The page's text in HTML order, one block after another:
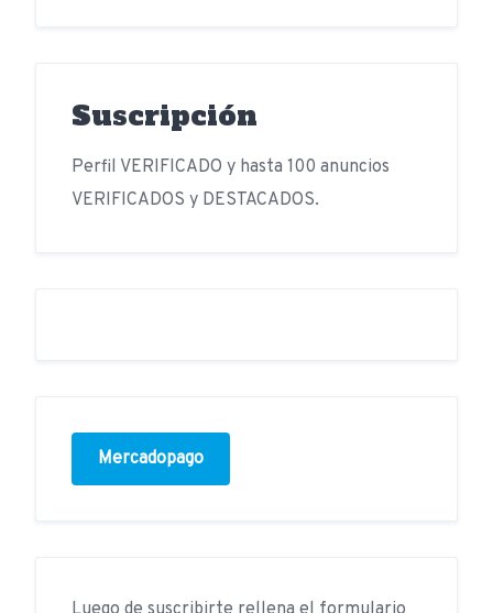
Suscripción
Perfil VERIFICADO y hasta 100 anuncios
VERIFICADOS y DESTACADOS.
Mercadopago